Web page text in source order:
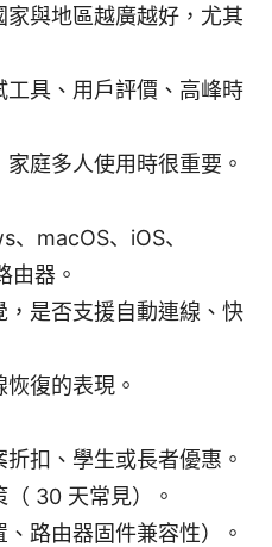
與地區越廣越好，尤其
具、用戶評價、高峰時
庭多人使用時很重要。
macOS、iOS、
由器。
是否支援自動連線、快
復的表現。
扣、學生或長者優惠。
30 天常見）。
路由器固件兼容性）。